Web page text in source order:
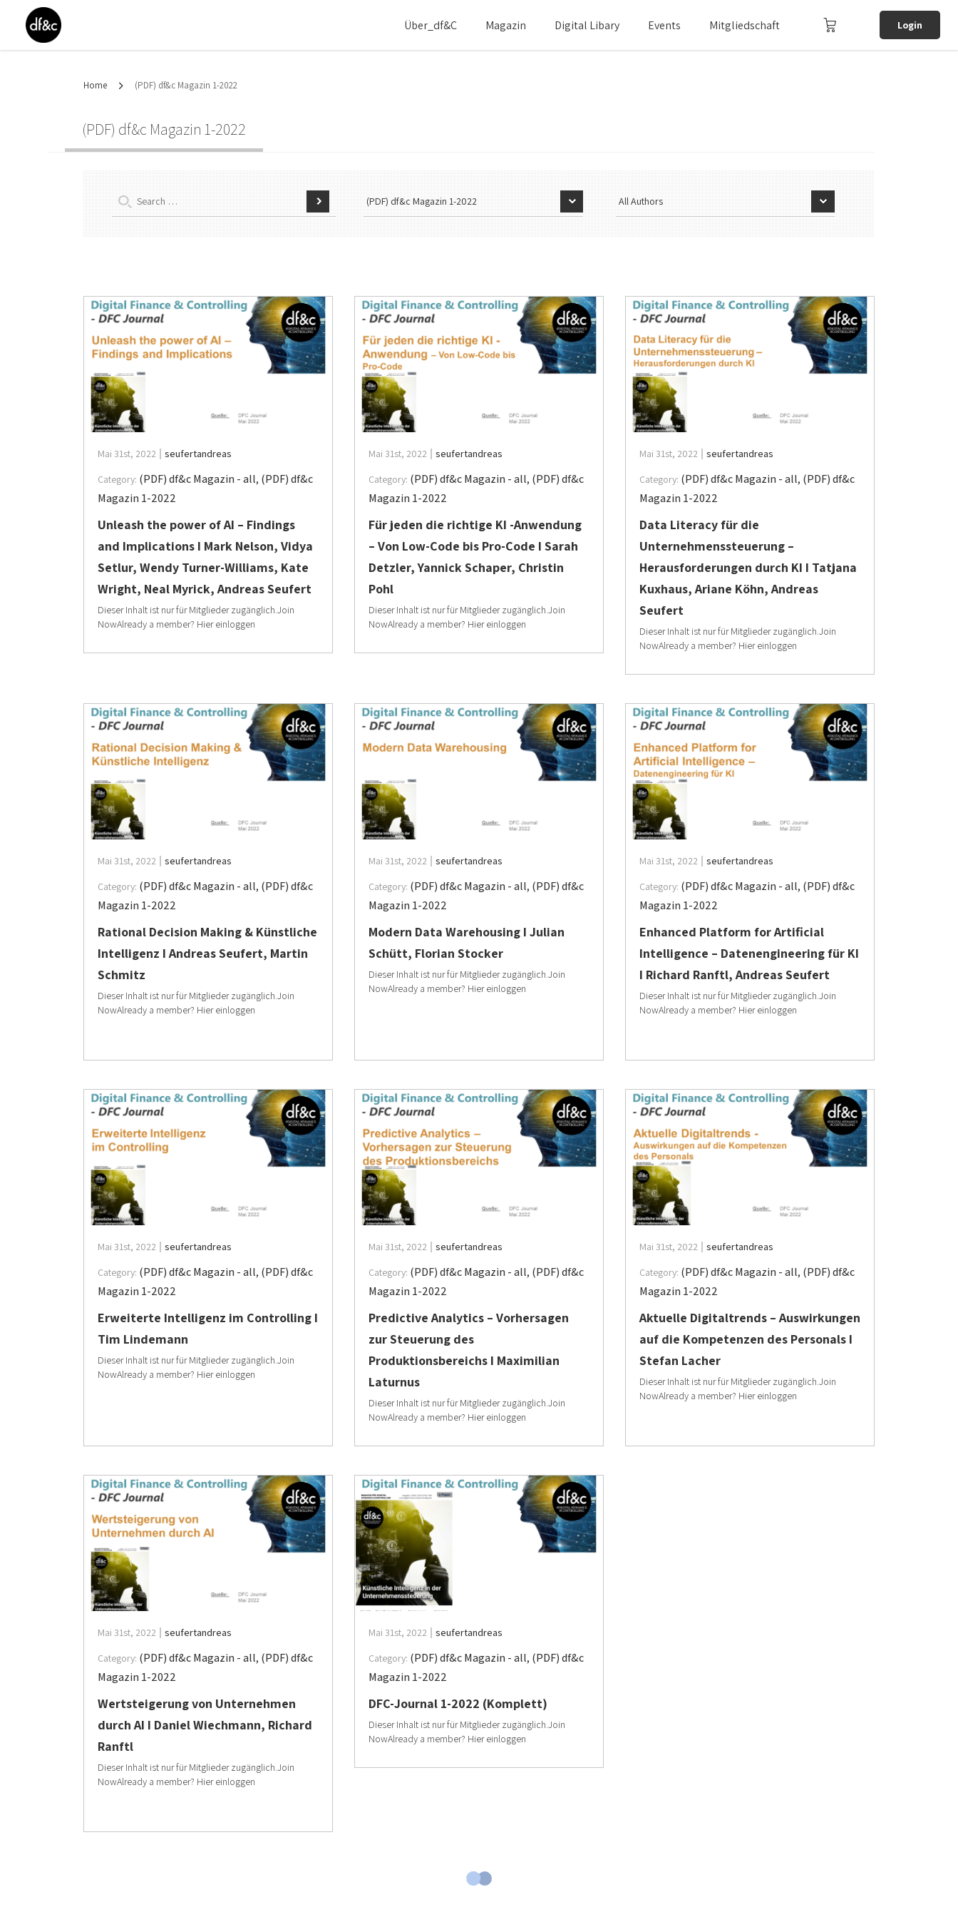
Über_df&c Magazin Digital Libary Events Mitgliedschaft Login
Home (PDF) df&c Magazin 1-2022
(PDF) df&c Magazin 1-2022
Mai 31st, 2022
seufertandreas
Category: (PDF) df&c Magazin - all, (PDF) df&c
Magazin 1-2022
Unleash the power of AI – Findings
and Implications I Mark Nelson, Vidya
Setlur, Wendy Turner-Williams, Kate
Wright, Neal Myrick, Andreas Seufert
Dieser Inhalt ist nur für Mitglieder zugänglich.Join
NowAlready a member? Hier einloggen
Mai 31st, 2022
seufertandreas
Category: (PDF) df&c Magazin - all, (PDF) df&c
Magazin 1-2022
Für jeden die richtige KI -Anwendung
– Von Low-Code bis Pro-Code I Sarah
Detzler, Yannick Schaper, Christin
Pohl
Dieser Inhalt ist nur für Mitglieder zugänglich.Join
NowAlready a member? Hier einloggen
Mai 31st, 2022
seufertandreas
Category: (PDF) df&c Magazin - all, (PDF) df&c
Magazin 1-2022
Data Literacy für die
Unternehmenssteuerung –
Herausforderungen durch KI I Tatjana
Kuxhaus, Ariane Köhn, Andreas
Seufert
Dieser Inhalt ist nur für Mitglieder zugänglich.Join
NowAlready a member? Hier einloggen
Mai 31st, 2022
seufertandreas
Category: (PDF) df&c Magazin - all, (PDF) df&c
Magazin 1-2022
Rational Decision Making & Künstliche
Intelligenz I Andreas Seufert, Martin
Schmitz
Dieser Inhalt ist nur für Mitglieder zugänglich.Join
NowAlready a member? Hier einloggen
Mai 31st, 2022
seufertandreas
Category: (PDF) df&c Magazin - all, (PDF) df&c
Magazin 1-2022
Modern Data Warehousing I Julian
Schütt, Florian Stocker
Dieser Inhalt ist nur für Mitglieder zugänglich.Join
NowAlready a member? Hier einloggen
Mai 31st, 2022
seufertandreas
Category: (PDF) df&c Magazin - all, (PDF) df&c
Magazin 1-2022
Enhanced Platform for Artificial
Intelligence – Datenengineering für KI
I Richard Ranftl, Andreas Seufert
Dieser Inhalt ist nur für Mitglieder zugänglich.Join
NowAlready a member? Hier einloggen
Mai 31st, 2022
seufertandreas
Category: (PDF) df&c Magazin - all, (PDF) df&c
Magazin 1-2022
Erweiterte Intelligenz im Controlling I
Tim Lindemann
Dieser Inhalt ist nur für Mitglieder zugänglich.Join
NowAlready a member? Hier einloggen
Mai 31st, 2022
seufertandreas
Category: (PDF) df&c Magazin - all, (PDF) df&c
Magazin 1-2022
Predictive Analytics – Vorhersagen
zur Steuerung des
Produktionsbereichs I Maximilian
Laturnus
Dieser Inhalt ist nur für Mitglieder zugänglich.Join
NowAlready a member? Hier einloggen
Mai 31st, 2022
seufertandreas
Category: (PDF) df&c Magazin - all, (PDF) df&c
Magazin 1-2022
Aktuelle Digitaltrends – Auswirkungen
auf die Kompetenzen des Personals I
Stefan Lacher
Dieser Inhalt ist nur für Mitglieder zugänglich.Join
NowAlready a member? Hier einloggen
Mai 31st, 2022
seufertandreas
Category: (PDF) df&c Magazin - all, (PDF) df&c
Magazin 1-2022
Wertsteigerung von Unternehmen
durch AI I Daniel Wiechmann, Richard
Ranftl
Dieser Inhalt ist nur für Mitglieder zugänglich.Join
NowAlready a member? Hier einloggen
Mai 31st, 2022
seufertandreas
Category: (PDF) df&c Magazin - all, (PDF) df&c
Magazin 1-2022
DFC-Journal 1-2022 (Komplett)
Dieser Inhalt ist nur für Mitglieder zugänglich.Join
NowAlready a member? Hier einloggen